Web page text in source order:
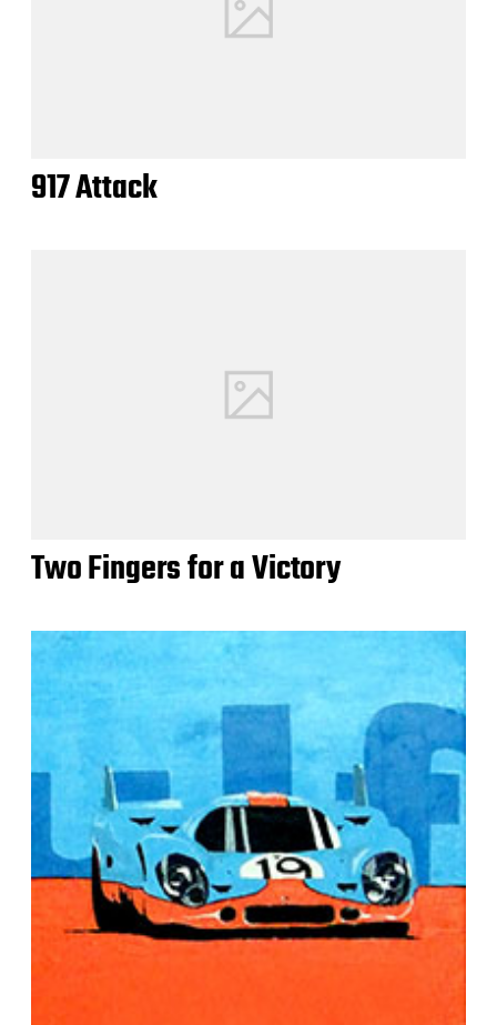
917 Attack
Two Fingers for a Victory